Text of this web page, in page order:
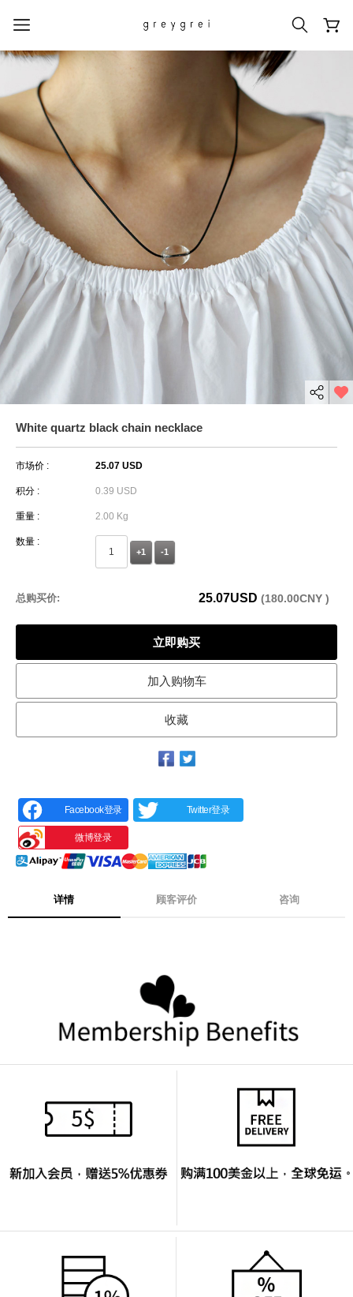
#신상5%할인 #아나이스 제작
#MD추천 #BEST OF BEST
White quartz black chain necklace
市场价 : 25.07 USD
积分 : 0.39 USD
重量 : 2.00 Kg
数量 :
+1 -1
总购买价: 25.07USD (180.00CNY )
立即购买
加入购物车
收藏
Facebook登录 Twitter登录
微博登录
详情 顾客评价 咨询